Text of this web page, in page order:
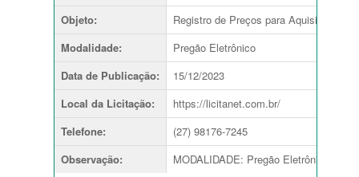
Objeto:
Registro de Preços para Aquisição de
Modalidade:
Pregão Eletrônico
Data de Publicação:
15/12/2023
Local da Licitação:
https://licitanet.com.br/
Telefone:
(27) 98176-7245
Observação: MODALIDADE: Pregão Eletrônico